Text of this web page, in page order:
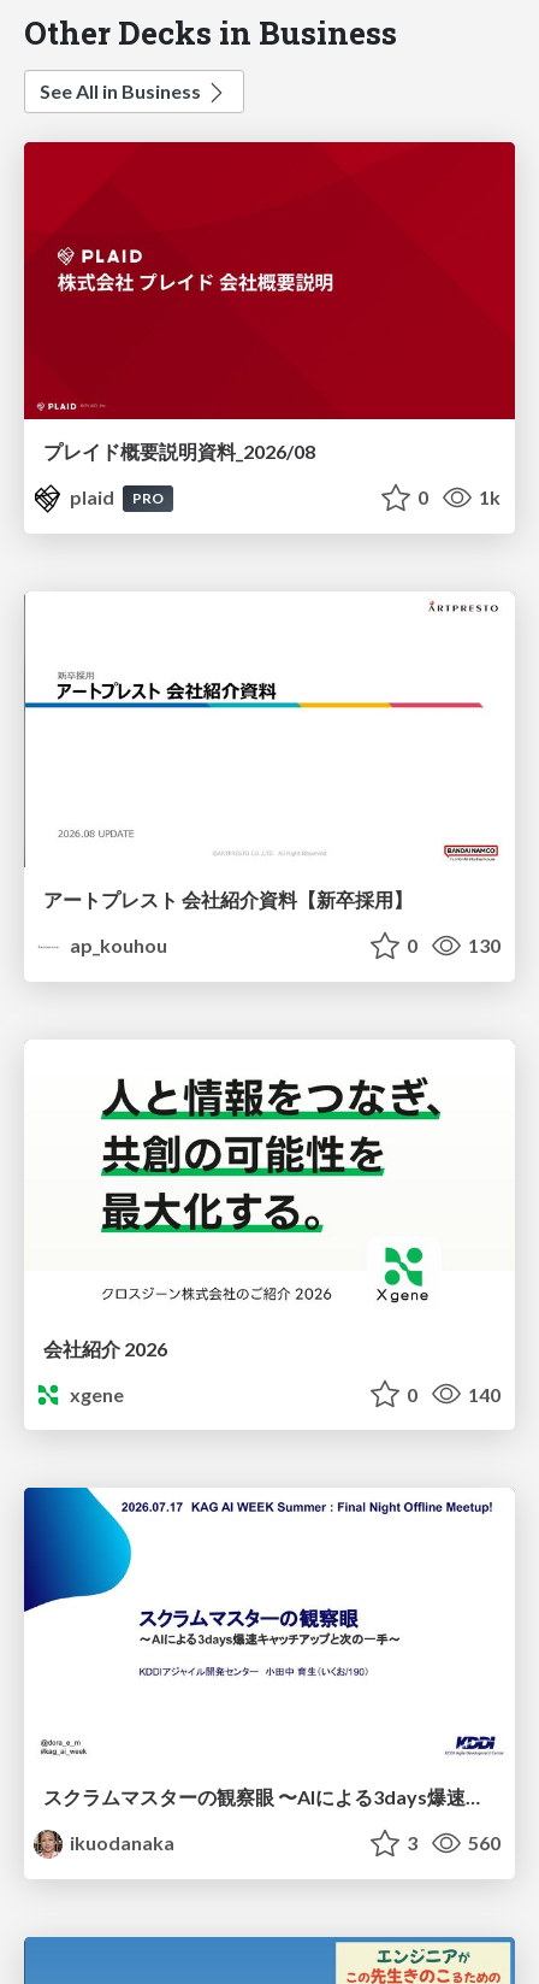
Other Decks in Business
See All in Business
プレイド概要説明資料_2026/08
plaid
PRO 0 1k
アートプレスト 会社紹介資料【新卒採用】
ap_kouhou
0 130
会社紹介 2026
xgene
0 140
スクラムマスターの観察眼 〜AIによる3days爆速キャッチアップと次の一手〜/The Scrum Master's Insight: Lightning-Fast 3-Day Catch-Up with AI and the Next Move
ikuodanaka
3 560